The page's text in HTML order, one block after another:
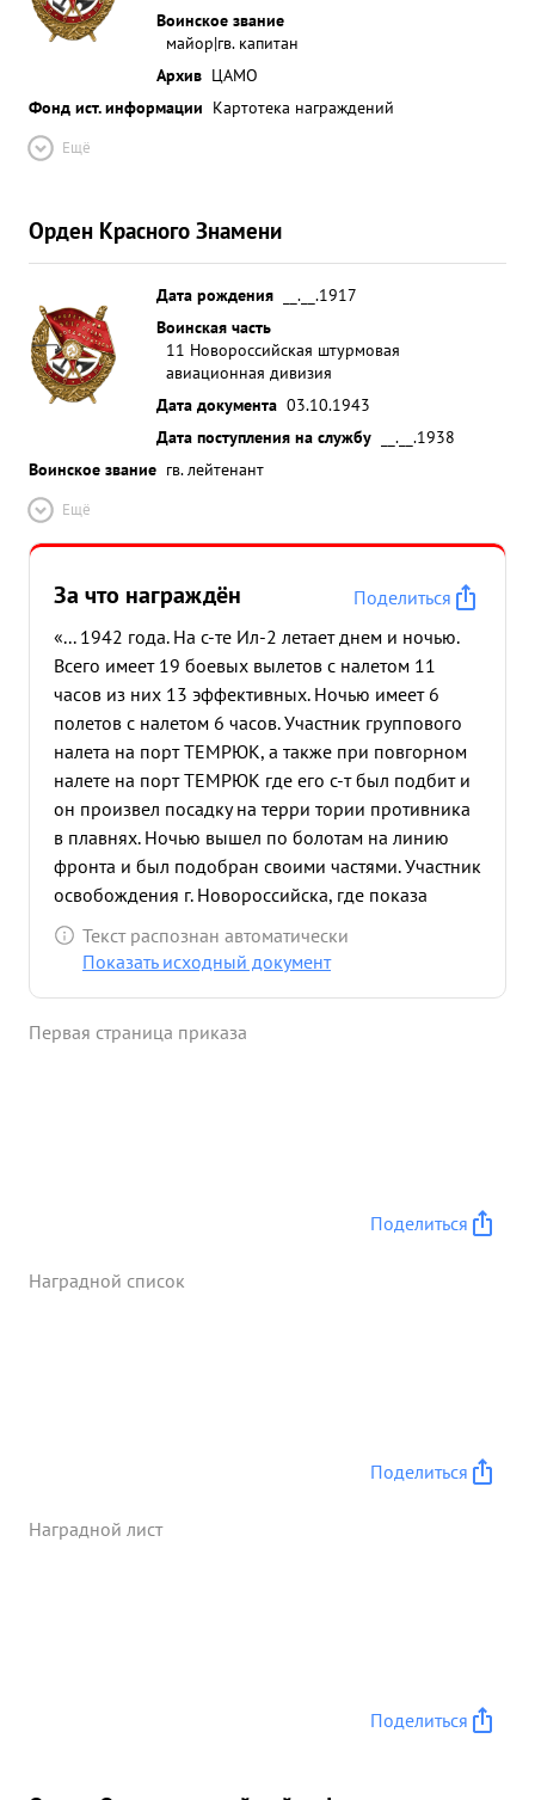
Воинское звание
майор|гв. капитан
Архив ЦАМО
Фонд ист. информации Картотека награждений
Ещё
Орден Красного Знамени
Дата рождения
__.__.1917
Воинская часть
11 Новороссийская штурмовая
авиационная дивизия
Дата документа 03.10.1943
Дата поступления на службу
__.__.1938
Воинское звание гв. лейтенант
Ещё
За что награждён
Поделиться
«... 1942 года. На с-те Ил-2 летает днем и ночью.
Всего имеет 19 боевых вылетов с налетом 11
часов из них 13 эффективных. Ночью имеет 6
полетов с налетом 6 часов. Участник группового
налета на порт ТЕМРЮК, а также при повгорном
налете на порт ТЕМРЮК где его с-т был подбит и
он произвел посадку на терри тории противника
в плавнях. Ночью вышел по болотам на линию
фронта и был подобран своими частями. Участник
освобождения г. Новороссийска, где показа
Лично тов. пыси уничтожил: плавсретовт
единицы, автомашин 1, огневых точек - 3, живой
Новороссийска тов. ПЫСИН показал
МЗА, тем самым дал возможность эффективно
Текст распознан автоматически
Показать исходный документ
Первая страница приказа
Поделиться
Наградной список
Поделиться
Наградной лист
Поделиться